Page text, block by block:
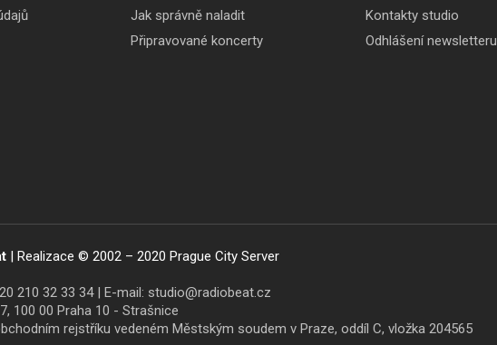
Jak správně naladit
Připravované koncerty
Kontakty studio
Odhlášení newsletteru
| Realizace © 2002 – 2020 Prague City Server
210 32 33 34| E-mail: studio@radiobeat.cz
100 00 Praha 10 - Strašnice
rejstříku vedeném Městským soudem v Praze, oddíl C, vložka 204565